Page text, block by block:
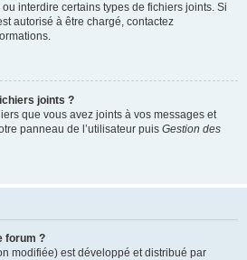
ou interdire certains types de fichiers joints. Si
autorisé à être chargé, contactez
joints ?
que vous avez joints à vos messages et
panneau de l’utilisateur puis Gestion des
forum ?
modifiée) est développé et distribué par